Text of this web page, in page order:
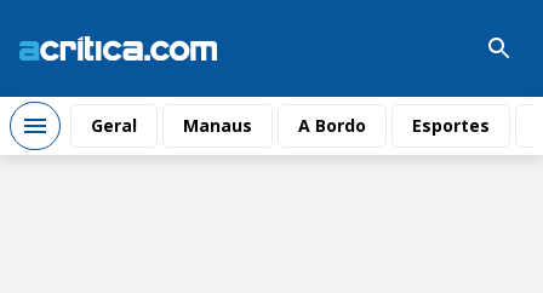
Geral Manaus A Bordo Esportes